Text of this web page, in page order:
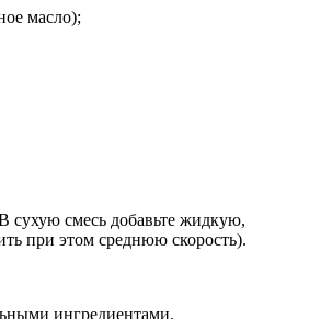
масло);
сухую смесь добавьте жидкую,
при этом среднюю скорость).
ингредиентами.